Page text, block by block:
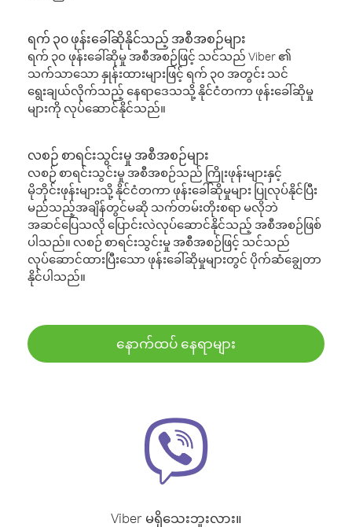
ရက် ၃၀ ဖုန်းခေါ်ဆိုနိုင်သည့် အစီအစဉ်များ
ရက် ၃၀ ဖုန်းခေါ်ဆိုမှု အစီအစဉ်ဖြင့် သင်သည် Viber ၏
သက်သာသော နှုန်းထားများဖြင့် ရက် ၃၀ အတွင်း သင်
ရွေးချယ်လိုက်သည့် နေရာဒေသသို့ နိုင်ငံတကာ ဖုန်းခေါ်ဆိုမှု
များကို လုပ်ဆောင်နိုင်သည်။
လစဉ် စာရင်းသွင်းမှု အစီအစဉ်များ
လစဉ် စာရင်းသွင်းမှု အစီအစဉ်သည် ကြိုးဖုန်းများနှင့်
မိုဘိုင်းဖုန်းများသို့ နိုင်ငံတကာ ဖုန်းခေါ်ဆိုမှုများ ပြုလုပ်နိုင်ပြီး
မည်သည့်အချိန်တွင်မဆို သက်တမ်းတိုးစရာ မလိုဘဲ
အဆင်ပြေသလို ပြောင်းလဲလုပ်ဆောင်နိုင်သည့် အစီအစဉ်ဖြစ်
ပါသည်။ လစဉ် စာရင်းသွင်းမှု အစီအစဉ်ဖြင့် သင်သည်
လုပ်ဆောင်ထားပြီးသော ဖုန်းခေါ်ဆိုမှုများတွင် ပိုက်ဆံချွေတာ
နိုင်ပါသည်။
နောက်ထပ် နေရာများ
Viber မရှိသေးဘူးလား။